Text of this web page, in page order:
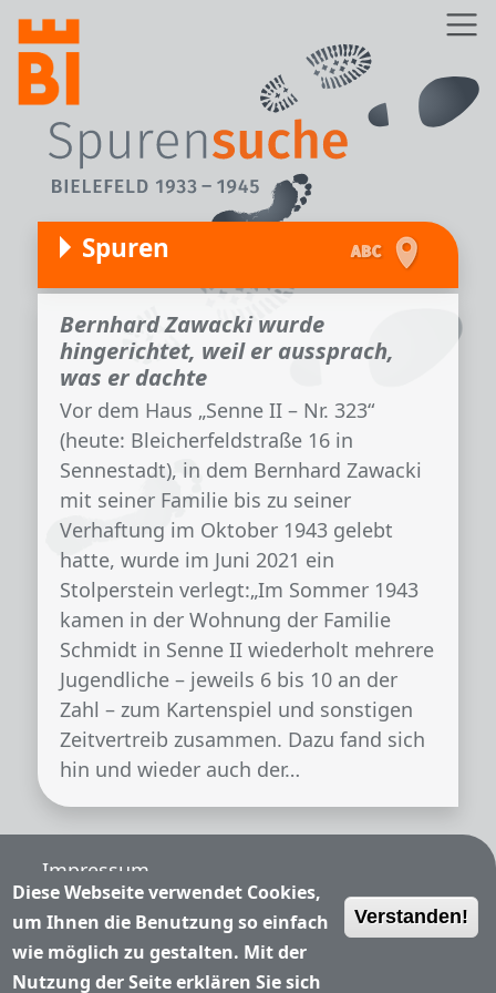
Direkt zum Inhalt
Spuren
Bernhard Zawacki wurde
hingerichtet, weil er aussprach,
was er dachte
Vor dem Haus „Senne II – Nr. 323“
(heute: Bleicherfeldstraße 16 in
Sennestadt), in dem Bernhard Zawacki
mit seiner Familie bis zu seiner
Verhaftung im Oktober 1943 gelebt
hatte, wurde im Juni 2021 ein
Stolperstein verlegt:„Im Sommer 1943
kamen in der Wohnung der Familie
Schmidt in Senne II wiederholt mehrere
Jugendliche – jeweils 6 bis 10 an der
Zahl – zum Kartenspiel und sonstigen
Zeitvertreib zusammen. Dazu fand sich
hin und wieder auch der…
Fußzeile
Impressum
Nutzungsbedingungen
Datenschutzerklärung
Diese Webseite verwendet Cookies,
um Ihnen die Benutzung so einfach
wie möglich zu gestalten. Mit der
Nutzung der Seite erklären Sie sich
Verstanden!